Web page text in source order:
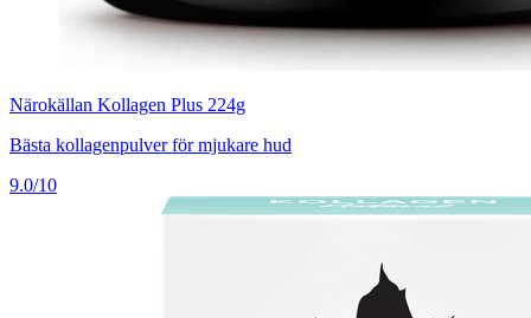
Närokällan Kollagen Plus 224g
Bästa kollagenpulver för mjukare hud
9.0/10